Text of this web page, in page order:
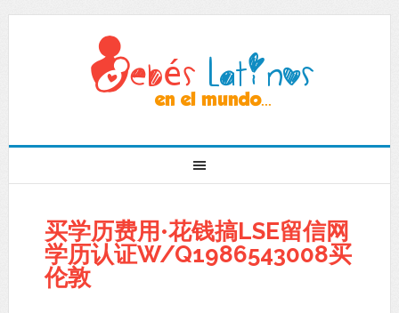
买学历费用•花钱搞LSE留信网
学历认证W/Q1986543008买
伦敦